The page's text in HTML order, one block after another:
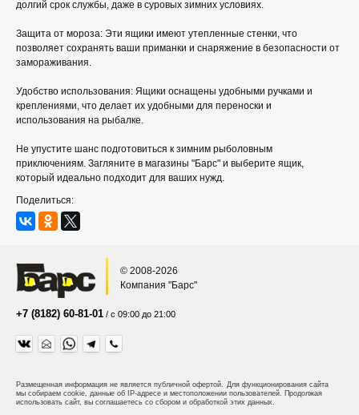
долгий срок службы, даже в суровых зимних условиях.
Защита от мороза: Эти ящики имеют утепленные стенки, что
позволяет сохранять ваши приманки и снаряжение в безопасности от
замораживания.
Удобство использования: Ящики оснащены удобными ручками и
креплениями, что делает их удобными для переноски и
использования на рыбалке.
Не упустите шанс подготовиться к зимним рыболовным
приключениям. Загляните в магазины "Барс" и выберите ящик,
который идеально подходит для ваших нужд.
Поделиться:
© 2008-2026
Компания "Барс"
+7 (8182) 60-81-01 / с 09:00 до 21:00
Размещенная информация не является публичной офертой. Для функционирования сайта
мы собираем cookie, данные об IP-адресе и местоположении пользователей. Продолжая
использовать сайт, вы соглашаетесь со сбором и обработкой этих данных.